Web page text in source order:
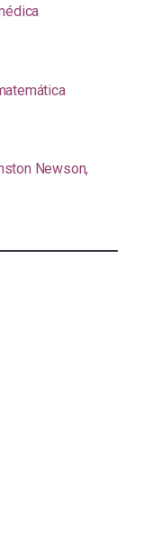
Newson,